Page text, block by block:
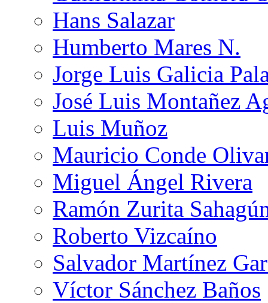
Hans Salazar
Humberto Mares N.
Jorge Luis Galicia
José Luis Montañez
Luis Muñoz
Mauricio Conde
Miguel Ángel Rivera
Ramón Zurita
Roberto Vizcaíno
Salvador Martínez
Víctor Sánchez Baños